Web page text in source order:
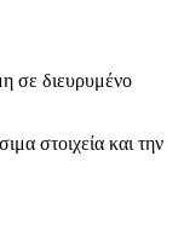
σε διευρυμένο
στοιχεία και την